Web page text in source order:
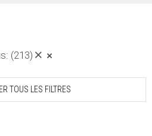
(213)
TOUS LES FILTRES